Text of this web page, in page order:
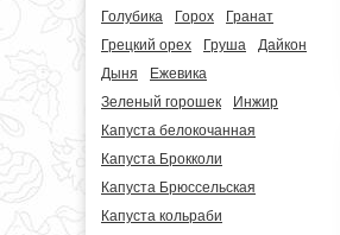
Голубика
Горох
Гранат
Грецкий орех
Груша
Дайкон
Дыня
Ежевика
Зеленый горошек
Инжир
Капуста белокочанная
Капуста Брокколи
Капуста Брюссельская
Капуста кольраби